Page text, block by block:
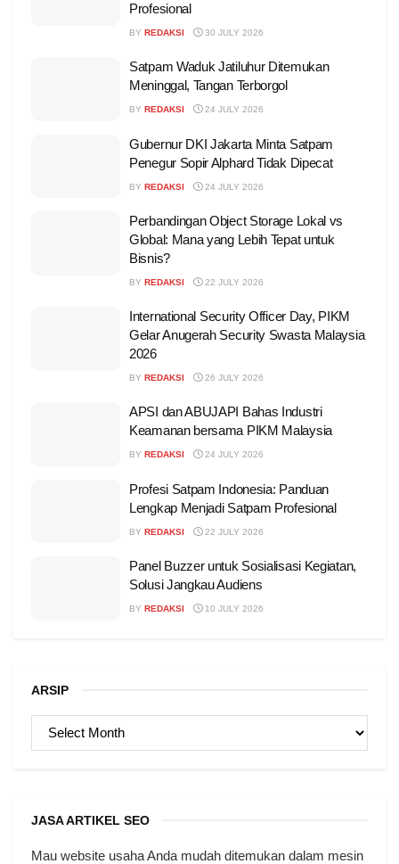
Profesional
BY REDAKSI 30 JULY 2026
Satpam Waduk Jatiluhur Ditemukan
Meninggal, Tangan Terborgol
BY REDAKSI 24 JULY 2026
Gubernur DKI Jakarta Minta Satpam
Penegur Sopir Alphard Tidak Dipecat
BY REDAKSI 24 JULY 2026
Perbandingan Object Storage Lokal vs
Global: Mana yang Lebih Tepat untuk
Bisnis?
BY REDAKSI 22 JULY 2026
International Security Officer Day, PIKM
Gelar Anugerah Security Swasta Malaysia
2026
BY REDAKSI 26 JULY 2026
APSI dan ABUJAPI Bahas Industri
Keamanan bersama PIKM Malaysia
BY REDAKSI 24 JULY 2026
Profesi Satpam Indonesia: Panduan
Lengkap Menjadi Satpam Profesional
BY REDAKSI 22 JULY 2026
Panel Buzzer untuk Sosialisasi Kegiatan,
Solusi Jangkau Audiens
BY REDAKSI 10 JULY 2026
ARSIP
ARSIP
JASA ARTIKEL SEO
Mau website usaha Anda mudah ditemukan dalam mesin